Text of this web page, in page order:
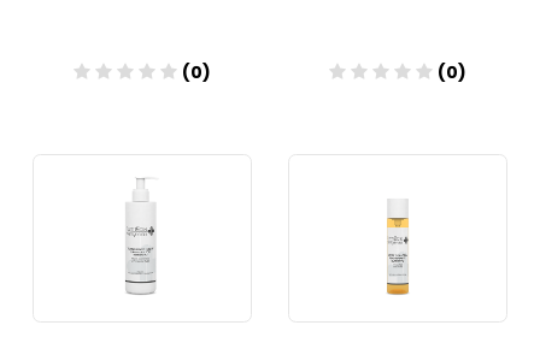
(0) (0)